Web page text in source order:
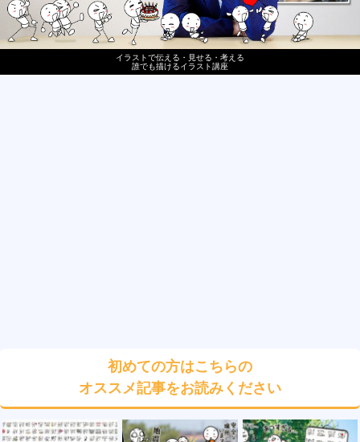
イラストで伝える・見せる・考える
誰でも描けるイラスト講座
初めての方はこちらの
オススメ記事をお読みください